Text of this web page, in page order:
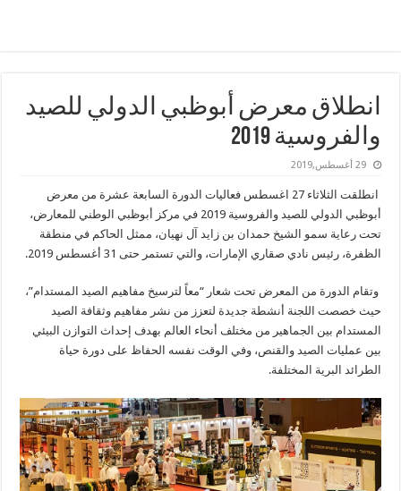
انطلاق معرض أبوظبي الدولي للصيد
والفروسية 2019
29 أغسطس,2019
انطلقت الثلاثاء 27 اغسطس فعاليات الدورة السابعة عشرة من معرض
أبوظبي الدولي للصيد والفروسية 2019 في مركز أبوظبي الوطني للمعارض،
تحت رعاية سمو الشيخ حمدان بن زايد آل نهيان، ممثل الحاكم في منطقة
الظفرة، رئيس نادي صقاري الإمارات، والتي تستمر حتى 31 أغسطس 2019.
وتقام الدورة من المعرض تحت شعار “معاً لترسيخ مفاهيم الصيد المستدام”،
حيث خصصت اللجنة أنشطة جديدة لتعزز من نشر مفاهيم وثقافة الصيد
المستدام بين الجماهير من مختلف أنحاء العالم بهدف إحداث التوازن البيئي
بين عمليات الصيد والقنص، وفي الوقت نفسه الحفاظ على دورة حياة
الطرائد البرية المختلفة.